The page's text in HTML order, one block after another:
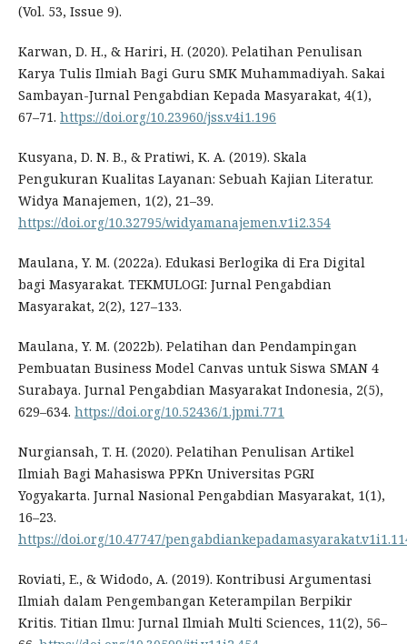
(Vol. 53, Issue 9).
Karwan, D. H., & Hariri, H. (2020). Pelatihan Penulisan
Karya Tulis Ilmiah Bagi Guru SMK Muhammadiyah. Sakai
Sambayan-Jurnal Pengabdian Kepada Masyarakat, 4(1),
67–71. https://doi.org/10.23960/jss.v4i1.196
Kusyana, D. N. B., & Pratiwi, K. A. (2019). Skala
Pengukuran Kualitas Layanan: Sebuah Kajian Literatur.
Widya Manajemen, 1(2), 21–39.
https://doi.org/10.32795/widyamanajemen.v1i2.354
Maulana, Y. M. (2022a). Edukasi Berlogika di Era Digital
bagi Masyarakat. TEKMULOGI: Jurnal Pengabdian
Masyarakat, 2(2), 127–133.
Maulana, Y. M. (2022b). Pelatihan dan Pendampingan
Pembuatan Business Model Canvas untuk Siswa SMAN 4
Surabaya. Jurnal Pengabdian Masyarakat Indonesia, 2(5),
629–634. https://doi.org/10.52436/1.jpmi.771
Nurgiansah, T. H. (2020). Pelatihan Penulisan Artikel
Ilmiah Bagi Mahasiswa PPKn Universitas PGRI
Yogyakarta. Jurnal Nasional Pengabdian Masyarakat, 1(1),
16–23.
https://doi.org/10.47747/
Roviati, E., & Widodo, A. (2019). Kontribusi Argumentasi
Ilmiah dalam Pengembangan Keterampilan Berpikir
Kritis. Titian Ilmu: Jurnal Ilmiah Multi Sciences, 11(2), 56–